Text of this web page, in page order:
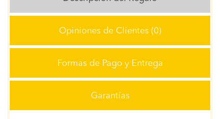
Opiniones de Clientes (0)
Formas de Pago y Entrega
Garantías